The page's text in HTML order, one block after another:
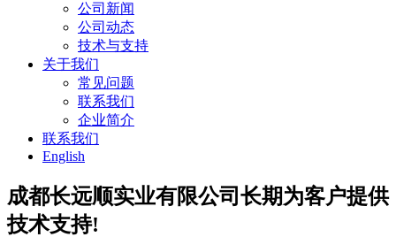
公司新闻
公司动态
技术与支持
关于我们
常见问题
联系我们
企业简介
联系我们
English
成都长远顺实业有限公司长期为客户提供
技术支持!